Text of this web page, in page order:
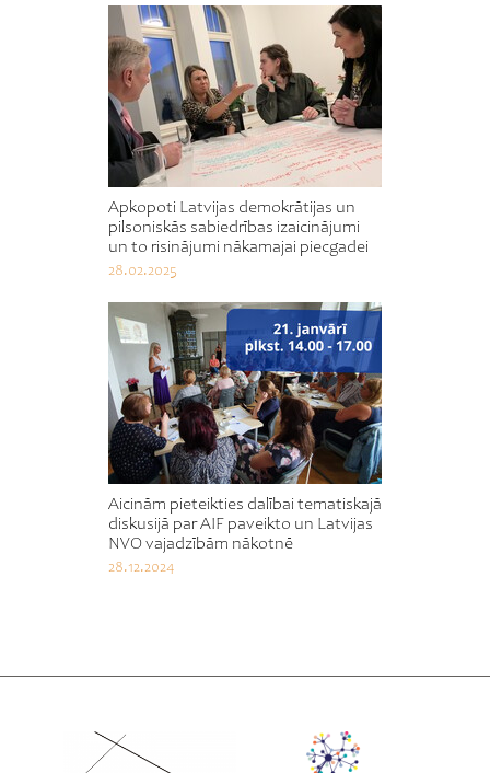
Apkopoti Latvijas demokrātijas un
pilsoniskās sabiedrības izaicinājumi
un to risinājumi nākamajai piecgadei
28.02.2025
Aicinām pieteikties dalībai tematiskajā
diskusijā par AIF paveikto un Latvijas
NVO vajadzībām nākotnē
28.12.2024